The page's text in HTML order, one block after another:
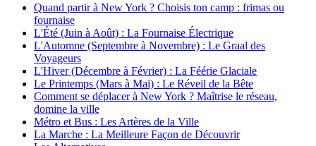
Quand partir à New York ? Choisis ton camp : frimas ou
fournaise
L'Été (Juin à Août) : La Fournaise Électrique
L'Automne (Septembre à Novembre) : Le Graal des
Voyageurs
L'Hiver (Décembre à Février) : La Féérie Glaciale
Le Printemps (Mars à Mai) : Le Réveil de la Bête
Comment se déplacer à New York ? Maîtrise le réseau,
domine la ville
Métro et Bus : Les Artères de la Ville
La Marche : La Meilleure Façon de Découvrir